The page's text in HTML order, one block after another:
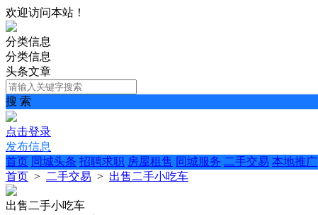
欢迎访问本站！
分类信息
分类信息
头条文章
搜 索
点击登录
发布信息
首页 同城头条 招聘求职 房屋租售 同城服务 二手交易 本地推广
首页 > 二手交易 > 出售二手小吃车
出售二手小吃车